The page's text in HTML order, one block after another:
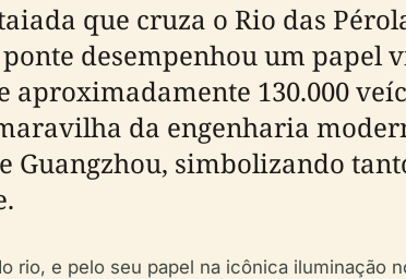
que cruza o Rio das
desempenhou um papel
130.000
da engenharia
simbolizando
rio, e pelo seu papel na icônica iluminação